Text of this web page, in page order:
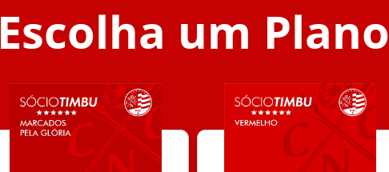
Escolha um Plano